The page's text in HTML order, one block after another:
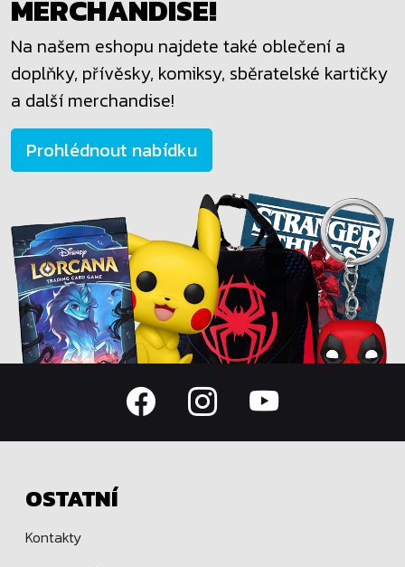
MERCHANDISE!
Na našem eshopu najdete také oblečení a
doplňky, přívěsky, komiksy, sběratelské kartičky
a další merchandise!
Prohlédnout nabídku
OSTATNÍ
Kontakty